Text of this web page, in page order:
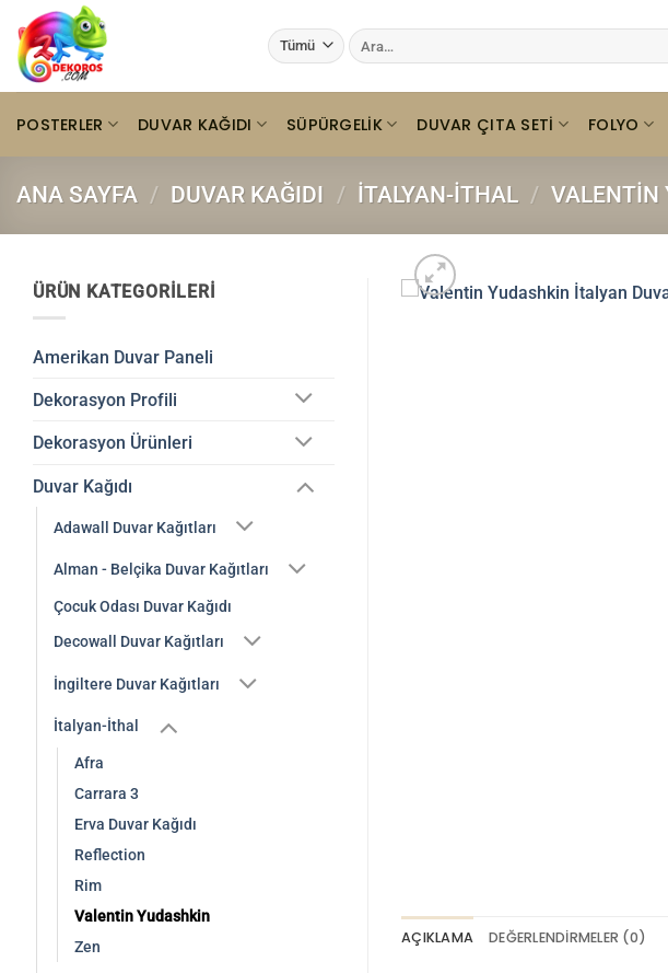
İçeriğe
atla
Ara:
POSTERLER DUVAR KAĞIDI SÜPÜRGELIK DUVAR ÇITA SETI FOLYO
ANA SAYFA / DUVAR KAĞIDI / İTALYAN-İTHAL / VALENTIN
ÜRÜN KATEGORILERI
Amerikan Duvar Paneli
Dekorasyon Profili
Dekorasyon Ürünleri
Duvar Kağıdı
Adawall Duvar Kağıtları
Alman - Belçika Duvar Kağıtları
Çocuk Odası Duvar Kağıdı
Decowall Duvar Kağıtları
İngiltere Duvar Kağıtları
İtalyan-İthal
Afra
Carrara 3
Erva Duvar Kağıdı
Reflection
Rim
Valentin Yudashkin
Zen
AÇIKLAMA DEĞERLENDIRMELER (0)